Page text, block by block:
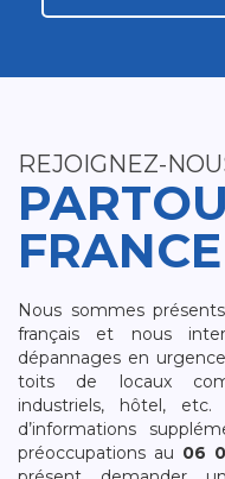
REJOIGNEZ-
FRANCE
Nous sommes
français et nous
dépannages en
toits de locaux
industriels, hôtel,
d’informations
préoccupations au 06